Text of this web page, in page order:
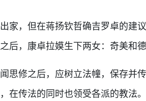
，但在蒋扬钦哲确吉罗卓的建
后，康卓拉嫫生下两女：奇美和德
修之后，应树立法幢，保存并
在传法的同时也领受各派的教法。